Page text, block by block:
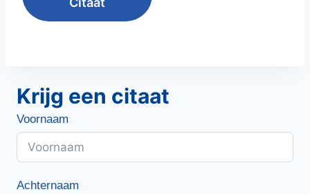
Krijg een citaat
Voornaam
Achternaam